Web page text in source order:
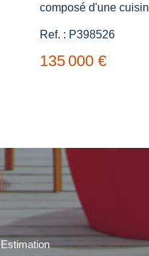
composé d'une
de vie et de deux spacieuses chambres. Clim réversible .
lots. 8€ ch/mois.
Ref. : P398526
135 000 €
Estimation